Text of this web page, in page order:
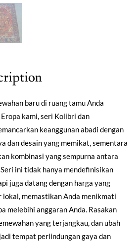
baru di ruang tamu Anda
kami, seri Kolibri dan
keanggunan abadi dengan
dan desain yang memikat, sementara
kombinasi yang sempurna antara
ini tidak hanya mendefinisikan
juga datang dengan harga yang
lokal, memastikan Anda menikmati
melebihi anggaran Anda. Rasakan
yang terjangkau, dan ubah
tempat perlindungan gaya dan